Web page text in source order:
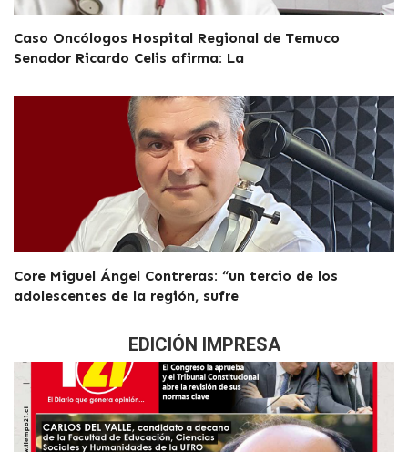
Caso Oncólogos Hospital Regional de Temuco
Senador Ricardo Celis afirma: La
Core Miguel Ángel Contreras: “un tercio de los
adolescentes de la región, sufre
EDICIÓN IMPRESA